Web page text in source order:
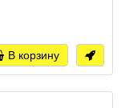
В корзину